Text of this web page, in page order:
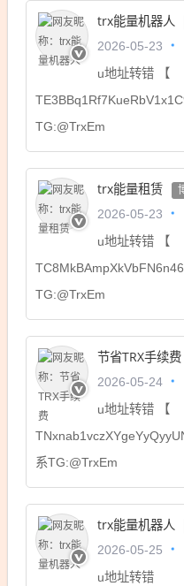
trx能量机器人
2026-05-23
u地址转错 【
TG:@TrxEm
trx能量租赁
2026-05-23
u地址转错 【
TG:@TrxEm
节省TRX手续费
2026-05-24
u地址转错 【
系TG:@TrxEm
trx能量机器人
2026-05-25
u地址转错